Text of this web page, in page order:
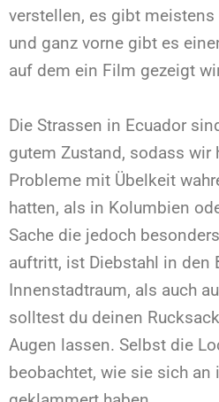
verstellen, es gibt
und ganz vorne gibt es
auf dem ein Film gezeigt
Die Strassen in Ecuador
gutem Zustand, sodass wir
Probleme mit Übelkeit
hatten, als in Kolumbien
Sache die jedoch
auftritt, ist Diebstahl in den
Innenstadtraum, als auch
solltest du deinen
Augen lassen. Selbst die
beobachtet, wie sie sich an